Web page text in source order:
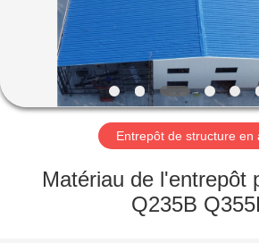
VIDÉOS
VR
SHOW
Entrepôt de structure en
Matériau de l'entrepôt
Q235B